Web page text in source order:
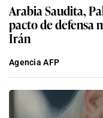
Arabia Saudita,
pacto de defensa
Irán
Agencia AFP